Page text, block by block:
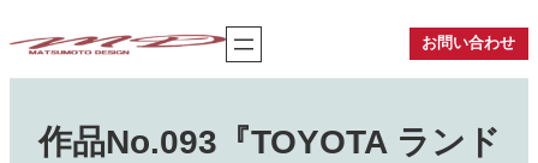
容
お問い合わせ
作品No.093『TOYOTA ランド